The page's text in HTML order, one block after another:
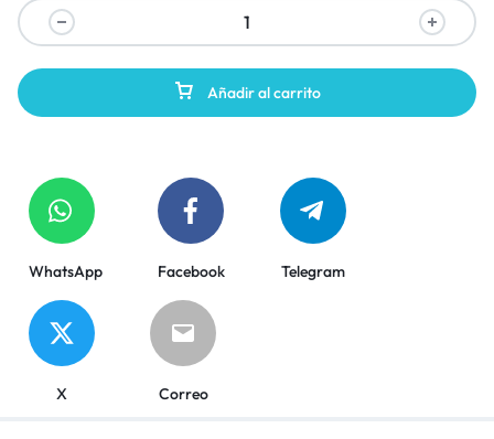
Añadir al carrito
WhatsApp Facebook Telegram
X Correo